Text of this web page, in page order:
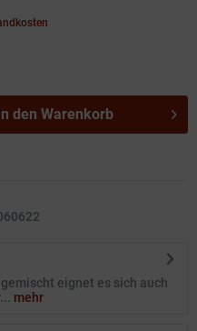
den Warenkorb
eignet es sich auch
mehr